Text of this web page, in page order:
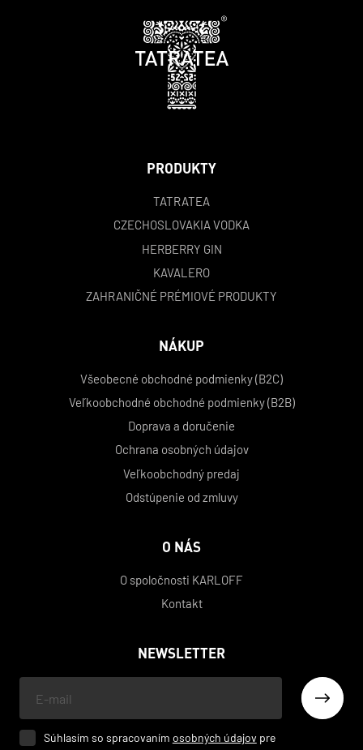
PRODUKTY
TATRATEA
CZECHOSLOVAKIA VODKA
HERBERRY GIN
KAVALERO
ZAHRANIČNÉ PRÉMIOVÉ PRODUKTY
NÁKUP
Všeobecné obchodné podmienky (B2C)
Veľkoobchodné obchodné podmienky (B2B)
Doprava a doručenie
Ochrana osobných údajov
Veľkoobchodný predaj
Odstúpenie od zmluvy
O NÁS
O spoločnosti KARLOFF
Kontakt
NEWSLETTER
mail
Súhlasím so spracovaním osobných údajov pre